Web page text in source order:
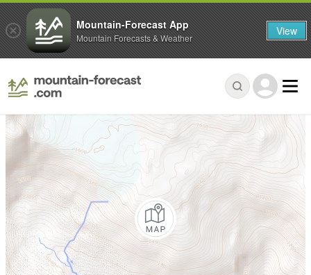
Mountain-Forecast App
Mountain Forecasts & Weather View